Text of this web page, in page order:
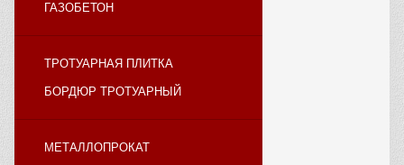
ГАЗОБЕТОН
ТРОТУАРНАЯ ПЛИТКА
БОРДЮР ТРОТУАРНЫЙ
МЕТАЛЛОПРОКАТ